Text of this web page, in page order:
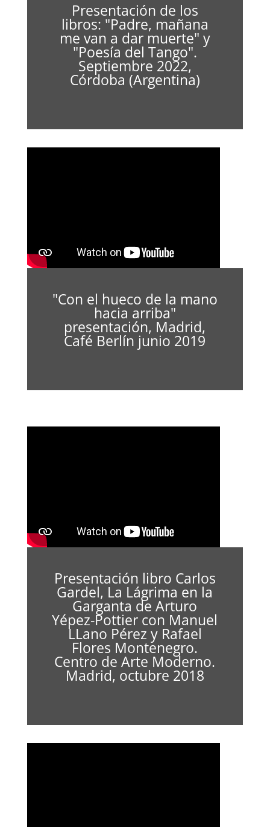
Presentación de los
libros: "Padre, mañana
me van a dar muerte" y
"Poesía del Tango".
Septiembre 2022,
Córdoba (Argentina)
"Con el hueco de la mano
hacia arriba"
presentación, Madrid,
Café Berlín junio 2019
Presentación libro Carlos
Gardel, La Lágrima en la
Garganta de Arturo
Yépez-Pottier con Manuel
LLano Pérez y Rafael
Flores Montenegro.
Centro de Arte Moderno.
Madrid, octubre 2018